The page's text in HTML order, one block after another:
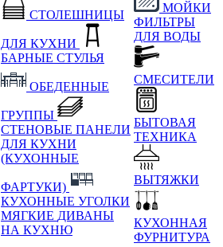
СТОЛЕШНИЦЫ
ДЛЯ КУХНИ
БАРНЫЕ СТУЛЬЯ
ОБЕДЕННЫЕ
ГРУППЫ
СТЕНОВЫЕ ПАНЕЛИ
ДЛЯ КУХНИ
(КУХОННЫЕ
ФАРТУКИ)
КУХОННЫЕ УГОЛКИ
МЯГКИЕ ДИВАНЫ
НА КУХНЮ
МОЙКИ
ФИЛЬТРЫ
ДЛЯ ВОДЫ
СМЕСИТЕЛИ
БЫТОВАЯ
ТЕХНИКА
ВЫТЯЖКИ
КУХОННАЯ
ФУРНИТУРА